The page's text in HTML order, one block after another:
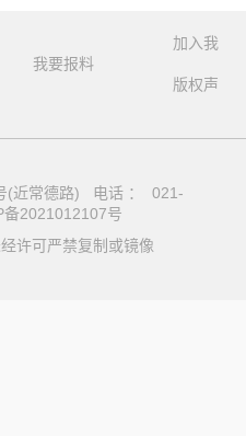
加入我
我要报料
版权声
(近常德路) 电话 ： 021-
备2021012107号
许可严禁复制或镜像